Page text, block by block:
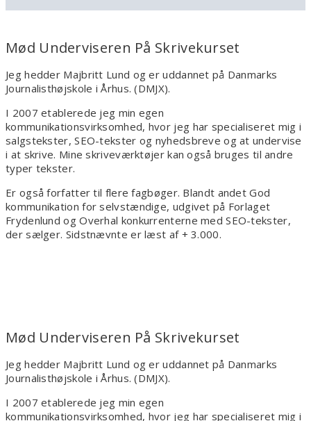
Mød Underviseren På Skrivekurset
Jeg hedder Majbritt Lund og er uddannet på Danmarks
Journalisthøjskole i Århus. (DMJX).
I 2007 etablerede jeg min egen
kommunikationsvirksomhed, hvor jeg har specialiseret mig i
salgstekster, SEO-tekster og nyhedsbreve og at undervise
i at skrive. Mine skriveværktøjer kan også bruges til andre
typer tekster.
Er også forfatter til flere fagbøger. Blandt andet God
kommunikation for selvstændige, udgivet på Forlaget
Frydenlund og Overhal konkurrenterne med SEO-tekster,
der sælger. Sidstnævnte er læst af + 3.000.
Mød Underviseren På Skrivekurset
Jeg hedder Majbritt Lund og er uddannet på Danmarks
Journalisthøjskole i Århus. (DMJX).
I 2007 etablerede jeg min egen
kommunikationsvirksomhed, hvor jeg har specialiseret mig i